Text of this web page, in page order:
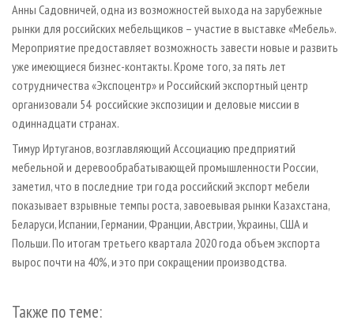
Анны Садовничей, одна из возможностей выхода на зарубежные
рынки для российских мебельщиков – участие в выставке «Мебель».
Мероприятие предоставляет возможность завести новые и развить
уже имеющиеся бизнес-контакты. Кроме того, за пять лет
сотрудничества «Экспоцентр» и Российский экспортный центр
организовали 54 российские экспозиции и деловые миссии в
одиннадцати странах.
Тимур Иртуганов, возглавляющий Ассоциацию предприятий
мебельной и деревообрабатывающей промышленности России,
заметил, что в последние три года российский экспорт мебели
показывает взрывные темпы роста, завоевывая рынки Казахстана,
Беларуси, Испании, Германии, Франции, Австрии, Украины, США и
Польши. По итогам третьего квартала 2020 года объем экспорта
вырос почти на 40%, и это при сокращении производства.
Также по теме: